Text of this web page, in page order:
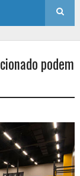
podem